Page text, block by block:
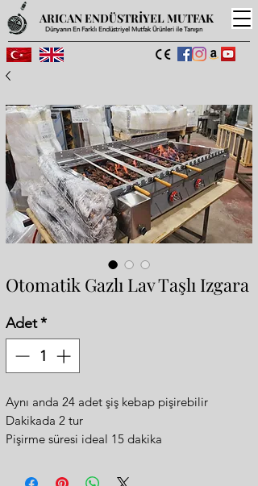
Dünyanın En Farklı Endüstriyel Mutfak Ürünleri ile Tanışın
ARICAN ENDÜSTRİYEL MUTFAK
Otomatik Gazlı Lav Taşlı Izgara
Adet*
Aynı anda 24 adet şiş kebap pişirebilir
Dakikada 2 tur
Pişirme süresi ideal 15 dakika
Paslanmaz çelik gövde ve şişler